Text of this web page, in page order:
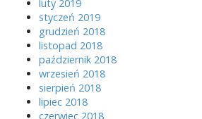
luty 2019
styczeń 2019
grudzień 2018
listopad 2018
październik 2018
wrzesień 2018
sierpień 2018
lipiec 2018
czerwiec 2018